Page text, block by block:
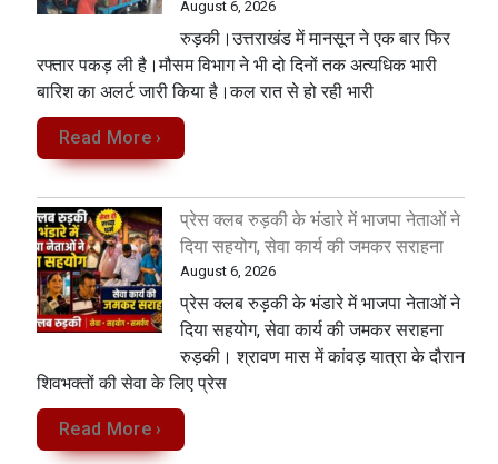
August 6, 2026
रुड़की।उत्तराखंड में मानसून ने एक बार फिर
रफ्तार पकड़ ली है।मौसम विभाग ने भी दो दिनों तक अत्यधिक भारी
बारिश का अलर्ट जारी किया है।कल रात से हो रही भारी
Read More ›
प्रेस क्लब रुड़की के भंडारे में भाजपा नेताओं ने
दिया सहयोग, सेवा कार्य की जमकर सराहना
August 6, 2026
प्रेस क्लब रुड़की के भंडारे में भाजपा नेताओं ने
दिया सहयोग, सेवा कार्य की जमकर सराहना
रुड़की। श्रावण मास में कांवड़ यात्रा के दौरान
शिवभक्तों की सेवा के लिए प्रेस
Read More ›